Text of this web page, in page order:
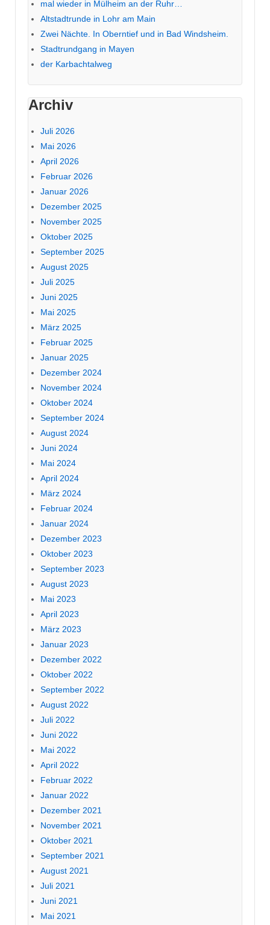
mal wieder in Mülheim an der Ruhr…
Altstadtrunde in Lohr am Main
Zwei Nächte. In Oberntief und in Bad Windsheim.
Stadtrundgang in Mayen
der Karbachtalweg
Archiv
Juli 2026
Mai 2026
April 2026
Februar 2026
Januar 2026
Dezember 2025
November 2025
Oktober 2025
September 2025
August 2025
Juli 2025
Juni 2025
Mai 2025
März 2025
Februar 2025
Januar 2025
Dezember 2024
November 2024
Oktober 2024
September 2024
August 2024
Juni 2024
Mai 2024
April 2024
März 2024
Februar 2024
Januar 2024
Dezember 2023
Oktober 2023
September 2023
August 2023
Mai 2023
April 2023
März 2023
Januar 2023
Dezember 2022
Oktober 2022
September 2022
August 2022
Juli 2022
Juni 2022
Mai 2022
April 2022
Februar 2022
Januar 2022
Dezember 2021
November 2021
Oktober 2021
September 2021
August 2021
Juli 2021
Juni 2021
Mai 2021